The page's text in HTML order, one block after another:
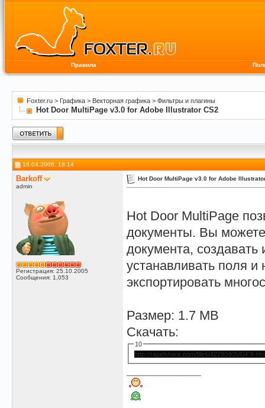
Правила
Foxter.ru > Графика > Векторная графика > Фильтры и плагины
Hot Door MultiPage v3.0 for Adobe Illustrator CS2
16.04.2006, 18:14
Barkoff
admin
Регистрация: 25.10.2005
Сообщения: 1,053
Hot Door MultiPage v3.0 for Adobe
Hot Door MultiPage
документы. Вы можете
документа, создавать
устанавливать поля
экспортировать
Размер: 1.7 MB
Скачать:
10
http://rapidshare.com/files/42290405/GFX-